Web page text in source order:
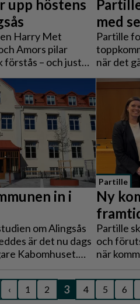
upp höstens
Harry Met
Amors pilar
förstås – och just
temat när
lyser upp staden
med
Partille
när det
senaste
Insikt
Nöjd
både
in i
om Alingsås
är det nu dags
Kabomhuset.
första
flytta in, och inom
under
Partille
Ny
Partille
och
när
under
‹ 1 2 3 4 5 6